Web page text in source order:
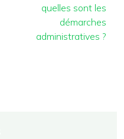
quelles sont les
démarches
administratives ?